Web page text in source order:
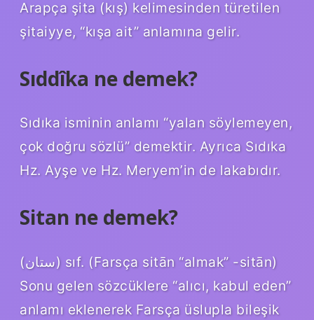
Arapça şita (kış) kelimesinden türetilen
şitaiyye, “kışa ait” anlamına gelir.
Sıddîka ne demek?
Sıdıka isminin anlamı “yalan söylemeyen,
çok doğru sözlü” demektir. Ayrıca Sıdıka
Hz. Ayşe ve Hz. Meryem’in de lakabıdır.
Sitan ne demek?
(ﺳﺘﺎﻥ) sıf. (Farsça sitān “almak” -sitān)
Sonu gelen sözcüklere “alıcı, kabul eden”
anlamı eklenerek Farsça üslupla bileşik